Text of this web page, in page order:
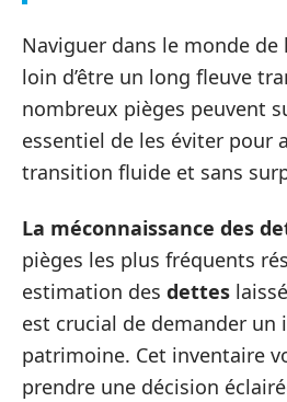
Naviguer dans le monde de
loin d’être un long fleuve
nombreux pièges peuvent
essentiel de les éviter pour
transition fluide et sans
La méconnaissance des
pièges les plus fréquents
estimation des dettes
est crucial de demander un
patrimoine. Cet inventaire
prendre une décision